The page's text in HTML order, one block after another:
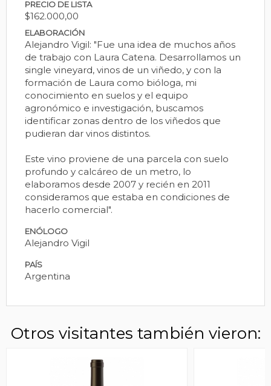
PRECIO DE LISTA
$162.000,00
ELABORACIÓN
Alejandro Vigil: "Fue una idea de muchos años
de trabajo con Laura Catena. Desarrollamos un
single vineyard, vinos de un viñedo, y con la
formación de Laura como bióloga, mi
conocimiento en suelos y el equipo
agronómico e investigación, buscamos
identificar zonas dentro de los viñedos que
pudieran dar vinos distintos.
Este vino proviene de una parcela con suelo
profundo y calcáreo de un metro, lo
elaboramos desde 2007 y recién en 2011
consideramos que estaba en condiciones de
hacerlo comercial".
ENÓLOGO
Alejandro Vigil
PAÍS
Argentina
Otros visitantes también vieron: